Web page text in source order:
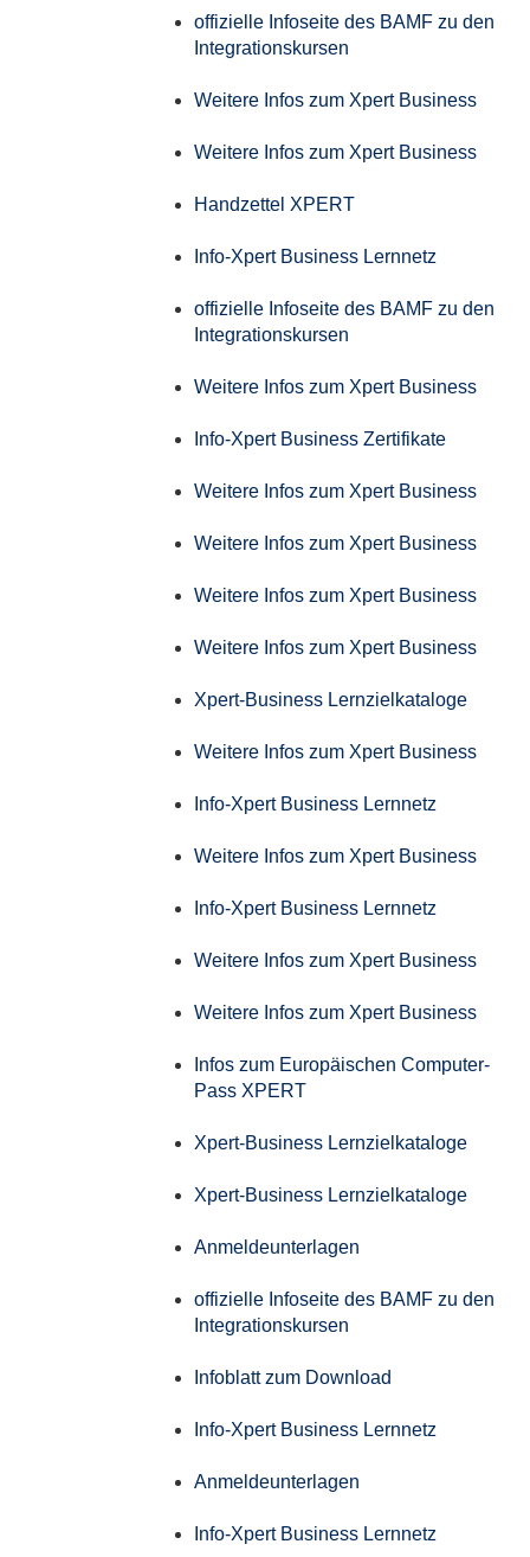
offizielle Infoseite des BAMF zu den
Integrationskursen
Weitere Infos zum Xpert Business
Weitere Infos zum Xpert Business
Handzettel XPERT
Info-Xpert Business Lernnetz
offizielle Infoseite des BAMF zu den
Integrationskursen
Weitere Infos zum Xpert Business
Info-Xpert Business Zertifikate
Weitere Infos zum Xpert Business
Weitere Infos zum Xpert Business
Weitere Infos zum Xpert Business
Weitere Infos zum Xpert Business
Xpert-Business Lernzielkataloge
Weitere Infos zum Xpert Business
Info-Xpert Business Lernnetz
Weitere Infos zum Xpert Business
Info-Xpert Business Lernnetz
Weitere Infos zum Xpert Business
Weitere Infos zum Xpert Business
Infos zum Europäischen Computer-
Pass XPERT
Xpert-Business Lernzielkataloge
Xpert-Business Lernzielkataloge
Anmeldeunterlagen
offizielle Infoseite des BAMF zu den
Integrationskursen
Infoblatt zum Download
Info-Xpert Business Lernnetz
Anmeldeunterlagen
Info-Xpert Business Lernnetz